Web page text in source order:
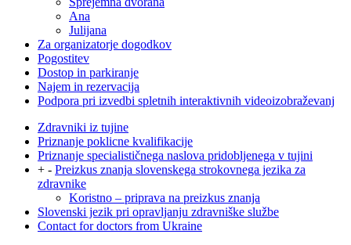
Ana
Julijana
Za organizatorje dogodkov
Pogostitev
Dostop in parkiranje
Najem in rezervacija
Podpora pri izvedbi spletnih interaktivnih videoizobraževanj
Zdravniki iz tujine
Priznanje poklicne kvalifikacije
Priznanje specialističnega naslova pridobljenega v tujini
+ - Preizkus znanja slovenskega strokovnega jezika za
zdravnike
Koristno – priprava na preizkus znanja
Slovenski jezik pri opravljanju zdravniške službe
Contact for doctors from Ukraine